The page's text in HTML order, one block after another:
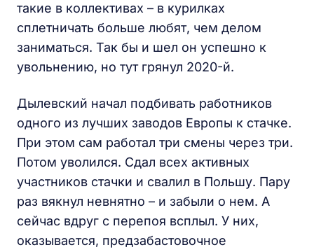
такие в коллективах – в курилках
сплетничать больше любят, чем делом
заниматься. Так бы и шел он успешно к
увольнению, но тут грянул 2020-й.
Дылевский начал подбивать работников
одного из лучших заводов Европы к стачке.
При этом сам работал три смены через три.
Потом уволился. Сдал всех активных
участников стачки и свалил в Польшу. Пару
раз вякнул невнятно – и забыли о нем. А
сейчас вдруг с перепоя всплыл. У них,
оказывается, предзабастовочное